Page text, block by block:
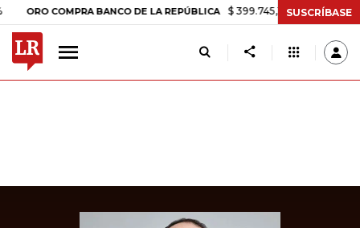
COMPRA BANCO DE LA REPÚBLICA $ 399.745,16 +$ 2.295,71 +0,58%
SUSCRÍBASE